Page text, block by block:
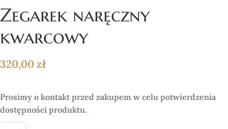
Zegarek naręczny
kwarcowy
320,00 zł
Prosimy o kontakt przed zakupem w celu potwierdzenia
dostępności produktu.